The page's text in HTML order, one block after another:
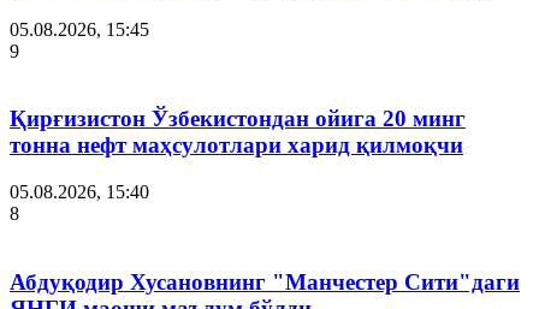
05.08.2026, 15:45
9
Қирғизистон Ўзбекистондан ойига 20 минг
тонна нефт маҳсулотлари харид қилмоқчи
05.08.2026, 15:40
8
Абдуқодир Хусановнинг "Манчестер Сити"даги